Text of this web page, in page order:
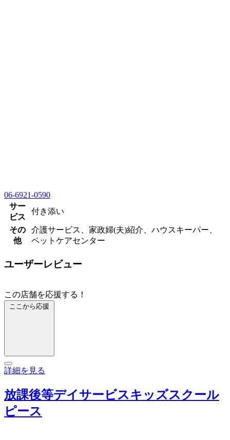
06-6921-0590
サー
ビス
付き添い
その
他
介護サービス、家政婦(夫)紹介、ハウスキーパー、
ペットケアセンター
ユーザーレビュー
この店舗を応援する！
ここから応援
詳細を見る
放課後等デイサービスキッズスクール
ピース